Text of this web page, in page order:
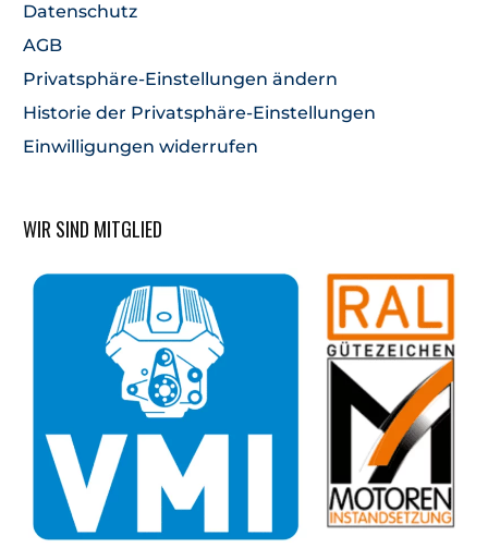
Datenschutz
AGB
Privatsphäre-Einstellungen ändern
Historie der Privatsphäre-Einstellungen
Einwilligungen widerrufen
WIR SIND MITGLIED